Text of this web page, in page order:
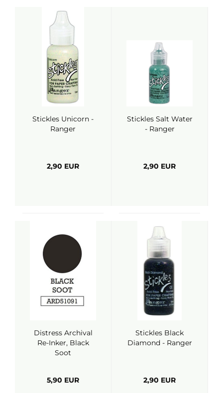
Stickles Unicorn -
Ranger
2,90 EUR
Stickles Salt Water
- Ranger
2,90 EUR
Distress Archival
Re-Inker, Black
Soot
5,90 EUR
Stickles Black
Diamond - Ranger
2,90 EUR